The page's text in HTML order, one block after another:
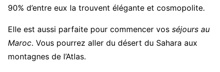
90% d’entre eux la trouvent élégante et cosmopolite.
Elle est aussi parfaite pour commencer vos séjours au
Maroc. Vous pourrez aller du désert du Sahara aux
montagnes de l’Atlas.